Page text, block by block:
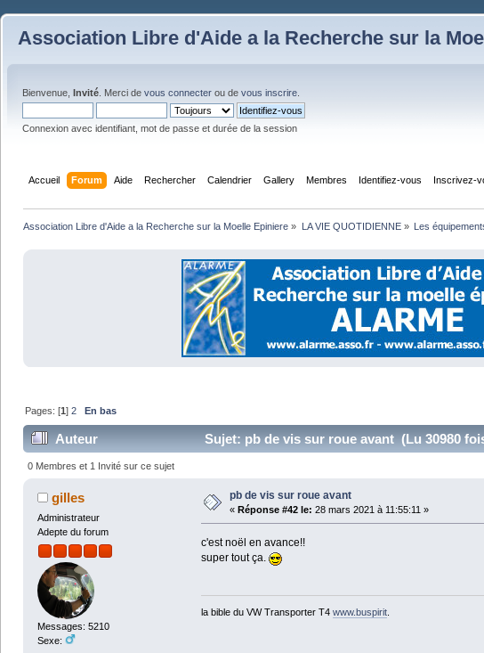
Association Libre d'Aide a la Recherche sur la
Bienvenue, Invité . Merci de vous connecter ou de vous inscrire
Connexion avec identifiant, mot de passe et durée de la session
Accueil Forum Aide Rechercher Calendrier Gallery Membres Identifiez-vous Inscrivez-
Association Libre d'Aide a la Recherche sur la Moelle Epiniere » LA VIE QUOTIDIENNE» Les
Pages: [1]2 En bas
Auteur Sujet: pb de vis sur roue avant (Lu 30980
0 Membres et 1 Invité sur ce sujet
gilles
Administrateur
Adepte du forum
Messages: 5210
Sexe:
pb de vis sur roue avant
« Réponse #42 le: 28 mars 2021 à 11:55:11 »
c'est noël en avance!!
super tout ça.
la bible du VW Transporter T4 www.buspirit.